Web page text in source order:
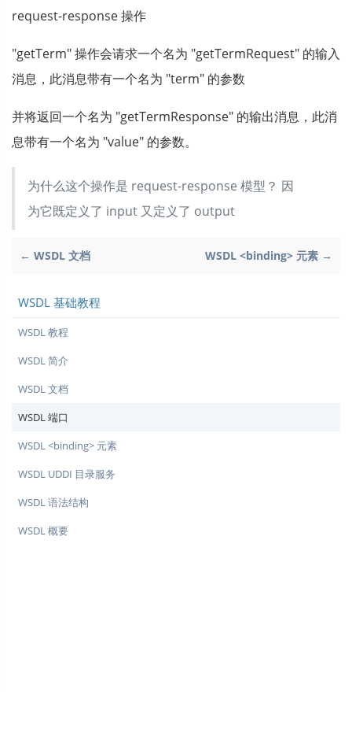
request-response 操作
"getTerm" 操作会请求一个名为 "getTermRequest" 的输入
消息，此消息带有一个名为 "term" 的参数
并将返回一个名为 "getTermResponse" 的输出消息，此消
息带有一个名为 "value" 的参数。
为什么这个操作是 request-response 模型？ 因
为它既定义了 input 又定义了 output
← WSDL 文档 WSDL <binding> 元素 →
WSDL 基础教程
WSDL 教程
WSDL 简介
WSDL 文档
WSDL 端口
WSDL <binding> 元素
WSDL UDDI 目录服务
WSDL 语法结构
WSDL 概要